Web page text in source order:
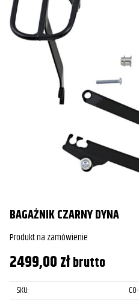
BAGAŻNIK CZARNY DYNA
Produkt na zamówienie
2499,00złbrutto
SKU: